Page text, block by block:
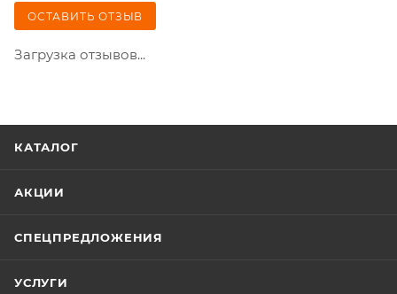
ОСТАВИТЬ ОТЗЫВ
Загрузка отзывов...
КАТАЛОГ
АКЦИИ
СПЕЦПРЕДЛОЖЕНИЯ
УСЛУГИ